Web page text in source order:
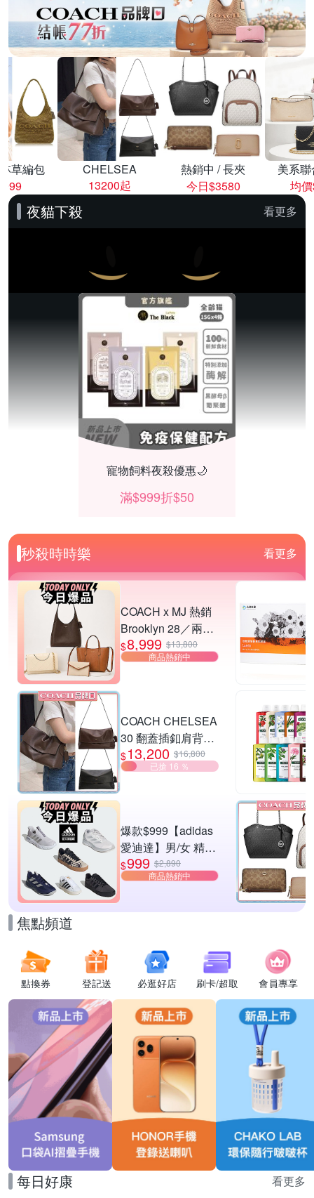
草編包
CHELSEA
13200起
熱銷中 / 長夾
今日$3580
美系
均
夜貓下殺 看更多
寵物飼料夜殺優惠🌙
滿$999折$50
SEIKO 鬧鐘掛鐘 結帳87折
滿1件享87折
秒殺時時樂 看更多
COACH x MJ 熱銷
Brooklyn 28／兩用
／斜背包均一價-多
款可選
$8,999 $13,800
商品熱銷中
COACH CHELSEA
30 翻蓋插釦肩背包
兩色供選
$13,200 $16,800
已搶 16 ％
爆款$999【adidas
愛迪達】男/女 精選
運動鞋休閒鞋 任選
均一價
$999 $2,890
商品熱銷中
焦點頻道
點換券 登記送 必逛好店 刷卡/超取 會員專享
每日好康 看更多